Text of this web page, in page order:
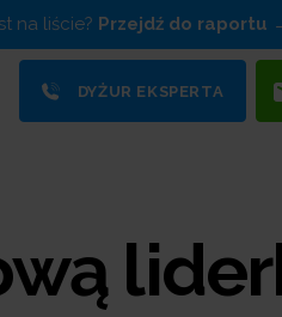
na liście? Przejdź do raportu
DYŻUR EKSPERTA